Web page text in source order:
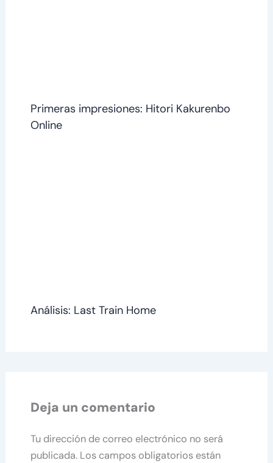
Primeras impresiones: Hitori Kakurenbo
Online
Análisis: Last Train Home
Deja un comentario
Tu dirección de correo electrónico no será
publicada. Los campos obligatorios están